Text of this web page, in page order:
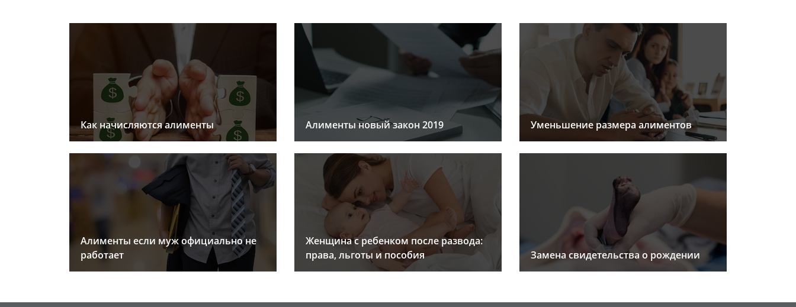
Как начисляются алименты Алименты новый закон 2019 Уменьшение размера алиментов
Алименты если муж официально не
работает
Женщина с ребенком после развода:
права, льготы и пособия
Замена свидетельства о рождении